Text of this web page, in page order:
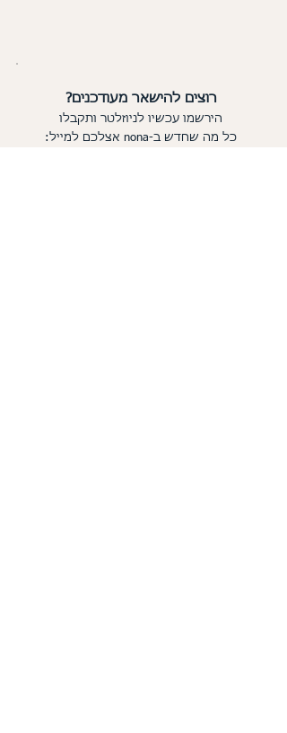
רוצים להישאר מעודכנים?
הירשמו עכשיו לניוזלטר ותקבלו
כל מה שחדש ב-nona אצלכם למייל: